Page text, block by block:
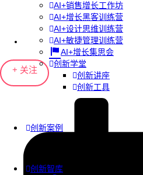
AI+销售增长工作坊
AI+增长黑客训练营
AI+设计思维训练营
AI+敏捷管理训练营
AI+增长集思会
创新学堂
创新讲座
创新工具
创新案例
创新智库
+ 关注